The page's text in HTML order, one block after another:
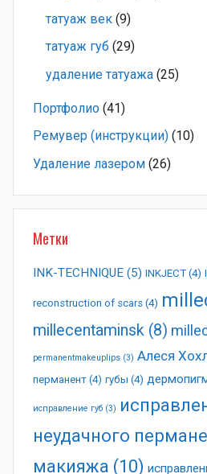
татуаж век (9)
татуаж губ (29)
удаление татуажа (25)
Портфолио (41)
Ремувер (инструкции) (10)
Удаление лазером (26)
Метки
INK-TECHNIQUE (5) INKJECT (4)
reconstruction of scars (4)
millecentaminsk (8)
permanentmakeuplips (3) Алеся
перманент (4) губы (4)
исправление губ (3)
неудачного
макияжа (10)